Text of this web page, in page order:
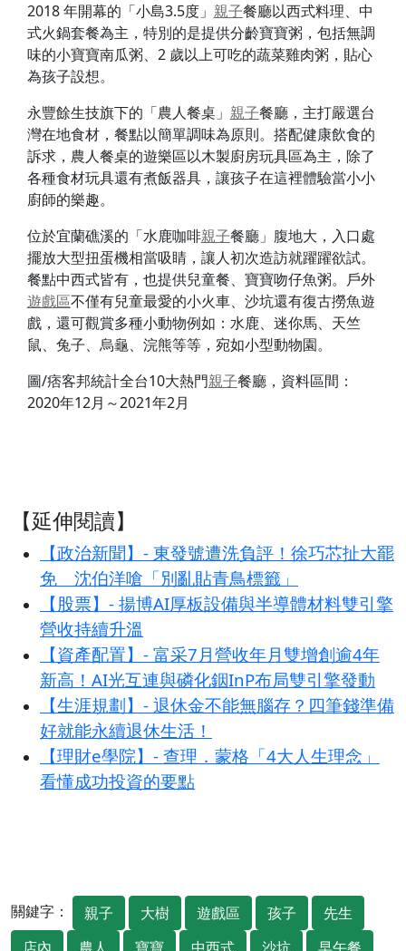
2018 年開幕的「小島3.5度」 親子餐廳以西式料理、中
式火鍋套餐為主，特別的是提供分齡寶寶粥，包括無調
味的小寶寶南瓜粥、2 歲以上可吃的蔬菜雞肉粥，貼心
為孩子設想。
永豐餘生技旗下的「農人餐桌」 親子餐廳，主打嚴選台
灣在地食材，餐點以簡單調味為原則。搭配健康飲食的
訴求，農人餐桌的遊樂區以木製廚房玩具區為主，除了
各種食材玩具還有煮飯器具，讓孩子在這裡體驗當小小
廚師的樂趣。
位於宜蘭礁溪的「水鹿咖啡親子餐廳」腹地大，入口處
擺放大型扭蛋機相當吸睛，讓人初次造訪就躍躍欲試。
餐點中西式皆有，也提供兒童餐、寶寶吻仔魚粥。戶外
遊戲區不僅有兒童最愛的小火車、沙坑還有復古撈魚遊
戲，還可觀賞多種小動物例如：水鹿、迷你馬、天竺
鼠、兔子、烏龜、浣熊等等，宛如小型動物園。
圖/痞客邦統計全台10大熱門親子餐廳，資料區間：
2020年12月～2021年2月
【延伸閱讀】
【政治新聞】- 東發號遭洗負評！徐巧芯扯大罷
免 沈伯洋嗆「別亂貼青鳥標籤」
【股票】- 揚博AI厚板設備與半導體材料雙引擎
營收持續升溫
【資產配置】- 富采7月營收年月雙增創逾4年
新高！AI光互連與磷化銦InP布局雙引擎發動
【生涯規劃】- 退休金不能無腦存？四筆錢準備
好就能永續退休生活！
【理財e學院】- 查理．蒙格「4大人生理念」
看懂成功投資的要點
關鍵字： 親子 大樹 遊戲區 孩子
先生